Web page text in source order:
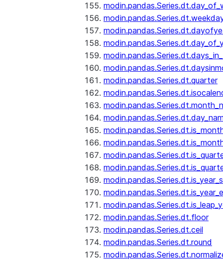
modin.pandas.Series.dt.quarter
modin.pandas.Series.dt.floor
modin.pandas.Series.dt.ceil
modin.pandas.Series.dt.round